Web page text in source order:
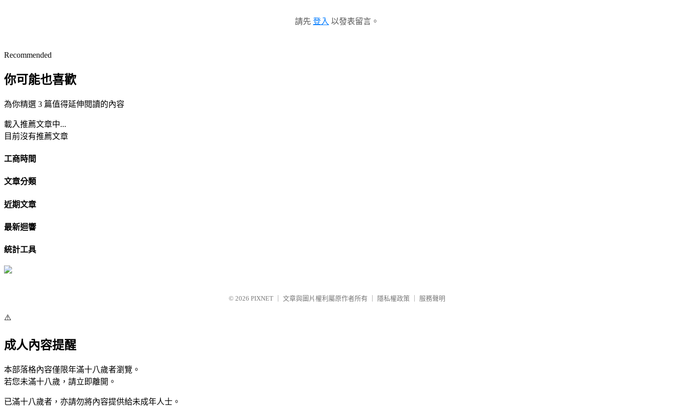
請先 登入 以發表留言。
Recommended
你可能也喜歡
為你精選 3 篇值得延伸閱讀的內容
載入推薦文章中...
目前沒有推薦文章
工商時間
文章分類
近期文章
最新迴響
統計工具
© 2026 PIXNET 文章與圖片權利屬原作者所有 隱私權政策 服務聲明
⚠️
成人內容提醒
本部落格內容僅限年滿十八歲者瀏覽。
若您未滿十八歲，請立即離開。
已滿十八歲者，亦請勿將內容提供給未成年人士。